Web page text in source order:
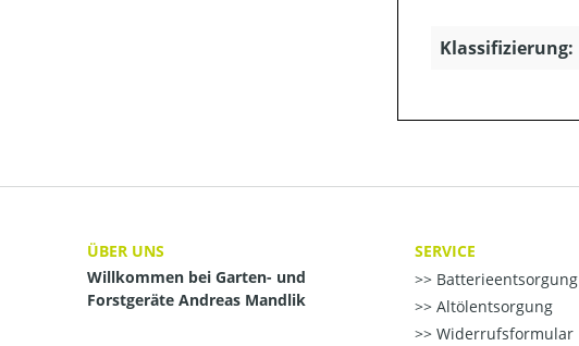
Klassifizierung:
ÜBER UNS
Willkommen bei Garten- und
Forstgeräte Andreas Mandlik
SERVICE
Batterieentsorgung
Altölentsorgung
Widerrufsformular